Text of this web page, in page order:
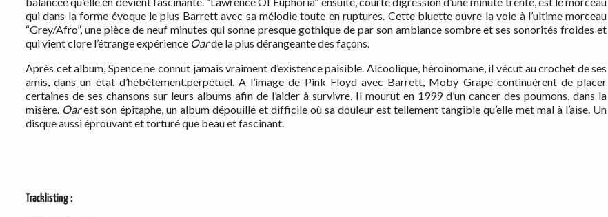
qui dans la forme évoque le plus Barrett avec sa mélodie toute en ruptures. Cette bluette ouvre la voie à l’ultime morceau
“Grey/Afro”, une pièce de neuf minutes qui sonne presque gothique de par son ambiance sombre et ses sonorités froides et
qui vient clore l’étrange expérience Oarde la plus dérangeante des façons.
Après cet album, Spence ne connut jamais vraiment d’existence paisible. Alcoolique, héroinomane, il vécut au crochet de ses
amis, dans un état d’hébétement.perpétuel. A l’image de Pink Floyd avec Barrett, Moby Grape continuèrent de placer
certaines de ses chansons sur leurs albums afin de l’aider à survivre. Il mourut en 1999 d’un cancer des poumons, dans la
misère. Oarest son épitaphe, un album dépouillé et difficile où sa douleur est tellement tangible qu’elle met mal à l’aise. Un
disque aussi éprouvant et torturé que beau et fascinant.
Tracklisting: